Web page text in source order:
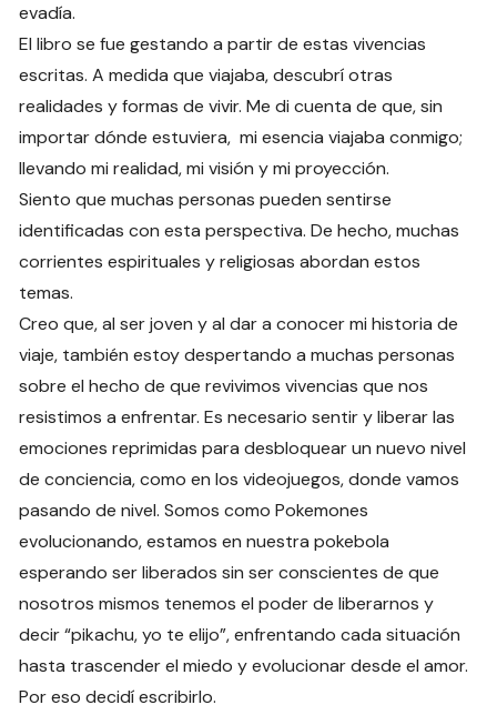
evadía.
El libro se fue gestando a partir de estas vivencias
escritas. A medida que viajaba, descubrí otras
realidades y formas de vivir. Me di cuenta de que, sin
importar dónde estuviera, mi esencia viajaba conmigo;
llevando mi realidad, mi visión y mi proyección.
Siento que muchas personas pueden sentirse
identificadas con esta perspectiva. De hecho, muchas
corrientes espirituales y religiosas abordan estos
temas.
Creo que, al ser joven y al dar a conocer mi historia de
viaje, también estoy despertando a muchas personas
sobre el hecho de que revivimos vivencias que nos
resistimos a enfrentar. Es necesario sentir y liberar las
emociones reprimidas para desbloquear un nuevo nivel
de conciencia, como en los videojuegos, donde vamos
pasando de nivel. Somos como Pokemones
evolucionando, estamos en nuestra pokebola
esperando ser liberados sin ser conscientes de que
nosotros mismos tenemos el poder de liberarnos y
decir “pikachu, yo te elijo”, enfrentando cada situación
hasta trascender el miedo y evolucionar desde el amor.
Por eso decidí escribirlo.